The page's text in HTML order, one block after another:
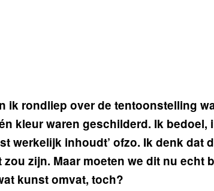
ik rondliep over de tentoonstelling
kleur waren geschilderd. Ik bedoel,
werkelijk inhoudt’ ofzo. Ik denk dat
zijn. Maar moeten we dit nu echt
kunst omvat, toch?